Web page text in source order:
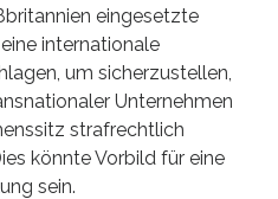
eingesetzte
internationale
um sicherzustellen,
Unternehmen
strafrechtlich
könnte Vorbild für eine
sein.